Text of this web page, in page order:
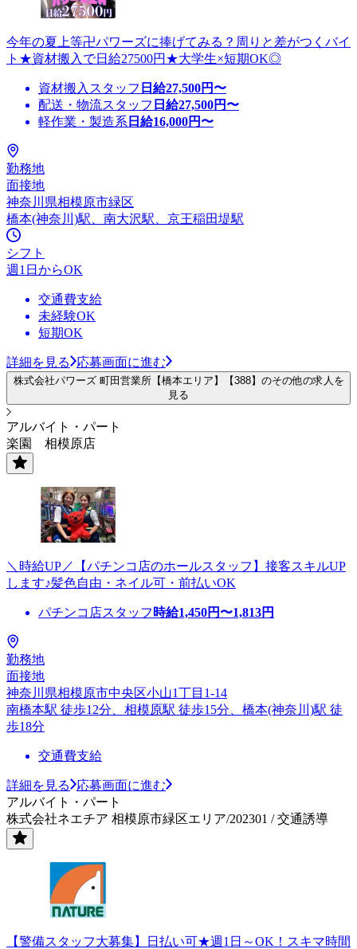
今年の夏上等卍パワーズに捧げてみる？周りと差がつくバイ
ト★資材搬入で日給27500円★大学生×短期OK◎
資材搬入スタッフ 日給27,500円〜
配送・物流スタッフ 日給27,500円〜
軽作業・製造系 日給16,000円〜
勤務地
面接地
神奈川県相模原市緑区
橋本(神奈川)駅、南大沢駅、京王稲田堤駅
シフト
週1日からOK
交通費支給
未経験OK
短期OK
詳細を見る 応募画面に進む
株式会社パワーズ 町田営業所【橋本エリア】【388】のその他の求人を
見る
アルバイト・パート
楽園 相模原店
＼時給UP／【パチンコ店のホールスタッフ】接客スキルUP
します♪髪色自由・ネイル可・前払いOK
パチンコ店スタッフ 時給1,450円〜1,813円
勤務地
面接地
神奈川県相模原市中央区小山1丁目1-14
南橋本駅 徒歩12分、相模原駅 徒歩15分、橋本(神奈川)駅 徒
歩18分
交通費支給
詳細を見る
応募画面に進む
アルバイト・パート
株式会社ネエチア 相模原市緑区エリア/202301 / 交通誘導
【警備スタッフ大募集】日払い可★週1日～OK！スキマ時間